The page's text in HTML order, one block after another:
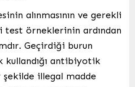
alınmasının ve gerekli
test örneklerinin ardından
Geçirdiği burun
kullandığı antibiyotik
şekilde illegal madde